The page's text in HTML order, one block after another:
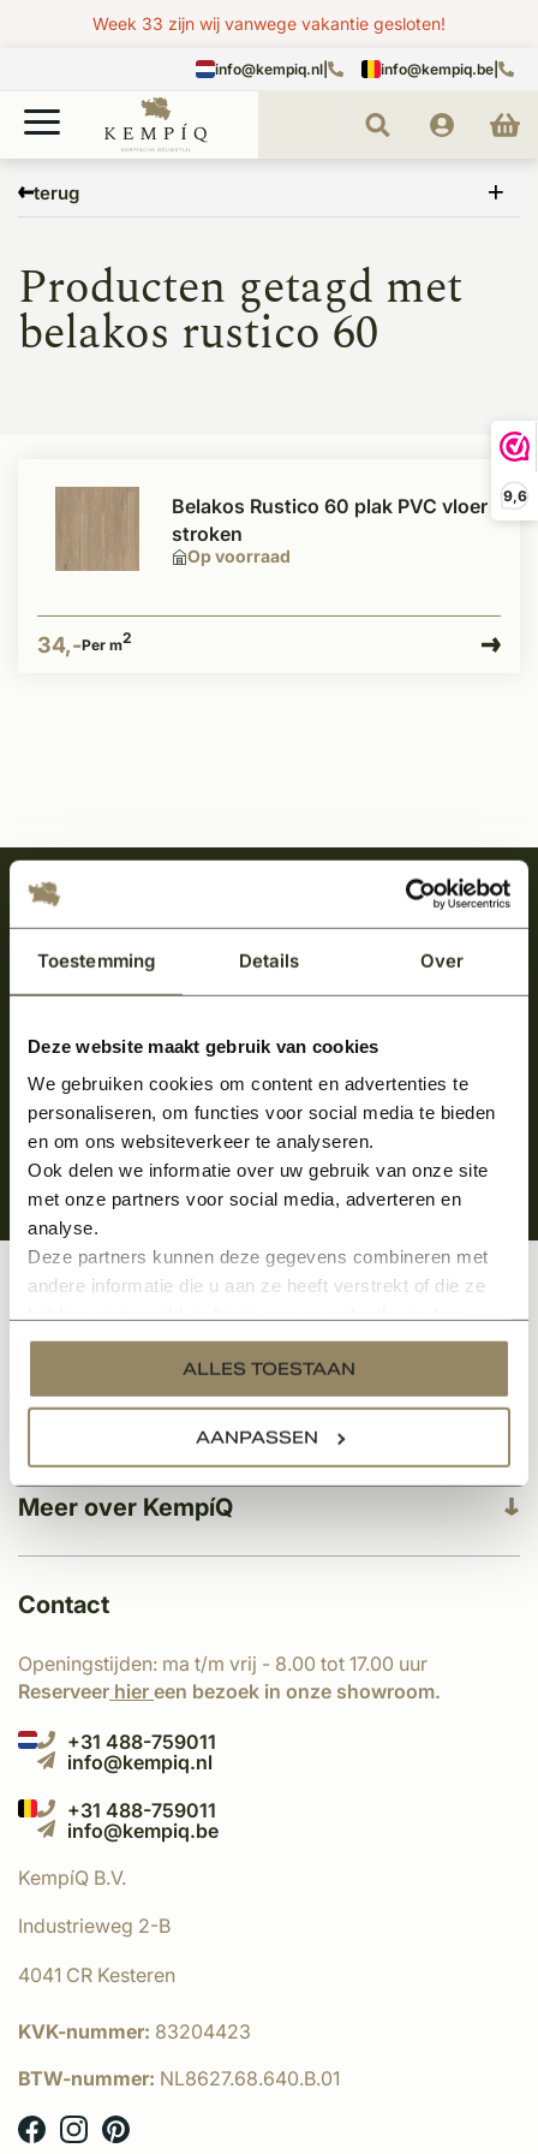
Toestemming Details Over
Deze website maakt gebruik van cookies
We gebruiken cookies om content en advertenties te
personaliseren, om functies voor social media te bieden
en om ons websiteverkeer te analyseren.
Ook delen we informatie over uw gebruik van onze site
met onze partners voor social media, adverteren en
analyse.
Deze partners kunnen deze gegevens combineren met
andere informatie die u aan ze heeft verstrekt of die ze
services.
ALLES TOESTAAN
AANPASSEN
9,6
Week 33 zijn wij vanwege vakantie gesloten!
info@kempiq.nl info@kempiq.be
terug
belakos rustico 60
Producten getagd met
belakos rustico 60
Op voorraad
Belakos Rustico 60 plak PVC vloer
stroken
34,-Per m2
Meld je aan en ontvang het laatste nieuws
over onze kempische bouwstijl!
Aanmelden voor de nieuwsbrief
Meer over KempíQ
Klantenservice
Categorieën
Contact
Openingstijden: ma t/m vrij - 8.00 tot 17.00 uur
Reserveer hier een bezoek in onze showroom.
+31 488-759011
info@kempiq.nl
+31 488-759011
info@kempiq.be
KempíQ B.V.
Industrieweg 2-B
4041 CR Kesteren
KVK-nummer: 83204423
BTW-nummer: NL8627.68.640.B.01